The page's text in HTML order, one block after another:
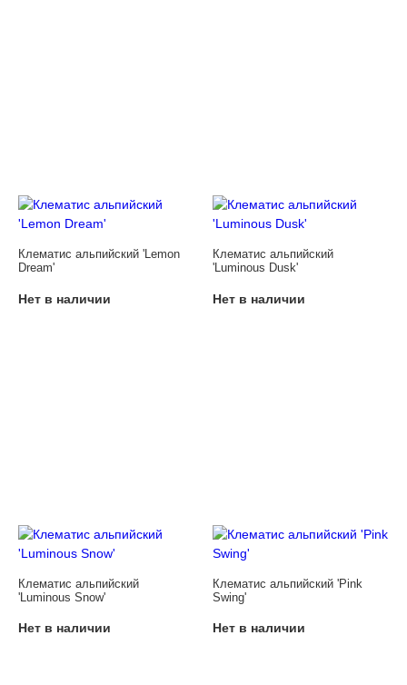
Клематис альпийский 'Lemon
Dream'
Нет в наличии
Клематис альпийский
'Luminous Dusk'
Нет в наличии
Клематис альпийский
'Luminous Snow'
Нет в наличии
Клематис альпийский 'Pink
Swing'
Нет в наличии